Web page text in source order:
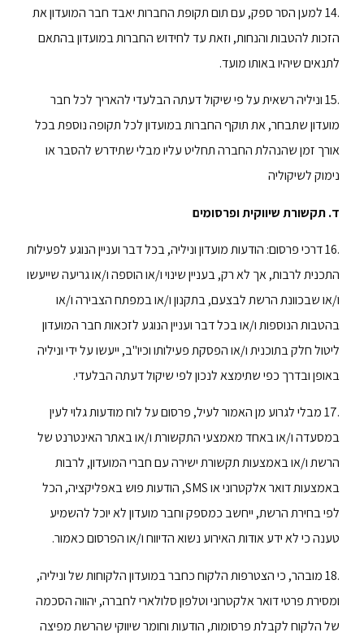
.14 למען הסר ספק, עם תום תקופת החברות יאבד חבר המועדון את
הזכות להטבות והנחות, וזאת עד לחידוש החברות במועדון בהתאם
לתנאים שיהיו באותו מועד.
.15 וניליה רשאית על פי שיקול דעתה הבלעדי להאריך לכל חבר
מועדון שתבחר, את תוקף החברות במועדון לכל תקופה נוספת בכל
אורך זמן שהנהלת החברה תחליט עליו מבלי שתידרש להסבר או
נימוק לשיקוליה
ד. תקשורת שיווקית ופרסומים
.16 דרכי פרסום: הודעות מועדון וניליה, בכל דבר ועניין הנוגע לפעילות
התכנית לרבות, אך לא רק, בעניין שינוי ו/או הוספה ו/או גריעה שייעשו
ו/או שבכוונת הרשת לבצעם, בתקנון ו/או במפתח הצבירה ו/או
בהטבות הנוספות ו/או בכל דבר ועניין הנוגע לזכאות חבר המועדון
ליטול חלק בתוכנית ו/או הפסקת פעילותו וכיו"ב, ייעשו על ידי וניליה
באופן ובדרך כפי שתימצא לנכון לפי שיקול דעתה הבלעדי.
.17 מבלי לגרוע מן האמור לעיל, פרסום על לוח מודעות גלוי לעין
במסעדה ו/או באחד מאמצעי התקשורת ו/או באתר האינטרנט של
הרשת ו/או באמצעות תקשורת ישירה עם חברי המועדון, לרבות
באמצעות דואר אלקטרוני או SMS, הודעות פוש באפליקציה, הכל
לפי בחירת הרשת, ייחשב כמספק וחבר מועדון לא יוכל להשמיע
טענה כי לא ידע אודות האירוע נשוא הדיווח ו/או הפרסום כאמור.
.18 מובהר, כי הצטרפות הלקוח כחבר במועדון הלקוחות של וניליה,
ומסירת פרטי דואר אלקטרוני וטלפון סלולארי לחברה, יהווה הסכמה
של הלקוח לקבלת פרסומות, הודעות וחומר שיווקי שהרשת מפיצה